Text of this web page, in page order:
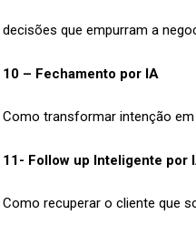
decisões que empurram a
10 – Fechamento por IA
Como transformar intenção
11- Follow up Inteligente por
Como recuperar o cliente que